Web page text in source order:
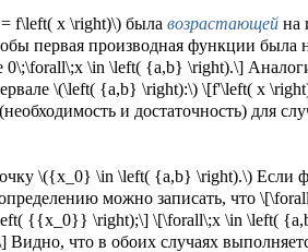
f\left( x \right)\) была возрастающей на
первая производная функции была
0\;\forall\;x \in \left( {a,b} \right).\]
\(\left( {a,b} \right):\) \[f'\left( x
и достаточность) для
\({x_0} \in \left( {a,b} \right).\) Если
можно записать, что
{{x_0}} \right);\] \[\forall\;x \in \left(
что в обоих случаях